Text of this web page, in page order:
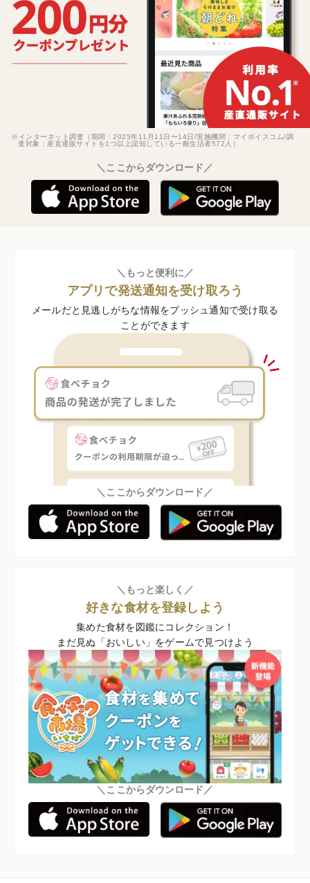
※インターネット調査（期間：2025年11月11日〜14日/実施機関：マイボイスコム/調
査対象：産直通販サイトを1つ以上認知している一般生活者572人）
＼ここからダウンロード／
＼もっと便利に／
アプリで発送通知を受け取ろう
メールだと見逃しがちな情報をプッシュ通知で受け取る
ことができます
＼ここからダウンロード／
＼もっと楽しく／
好きな食材を登録しよう
集めた食材を図鑑にコレクション！
まだ見ぬ「おいしい」をゲームで見つけよう
＼ここからダウンロード／